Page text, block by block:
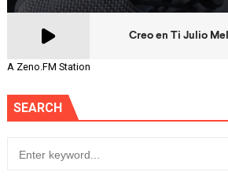
A Zeno.FM Station
SEARCH